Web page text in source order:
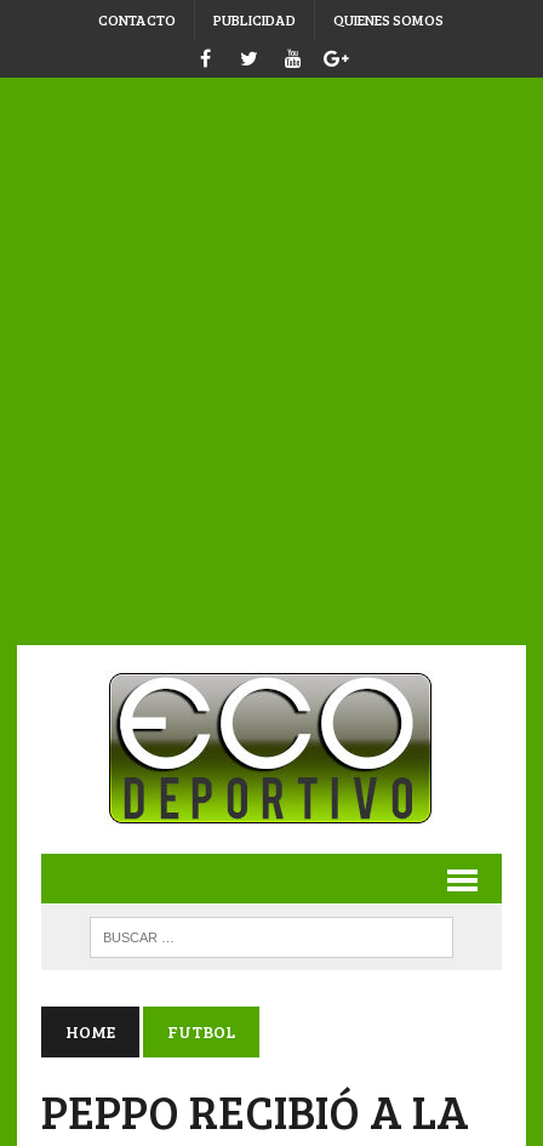
CONTACTO PUBLICIDAD QUIENES SOMOS
HOME FUTBOL
PEPPO RECIBIÓ A LA